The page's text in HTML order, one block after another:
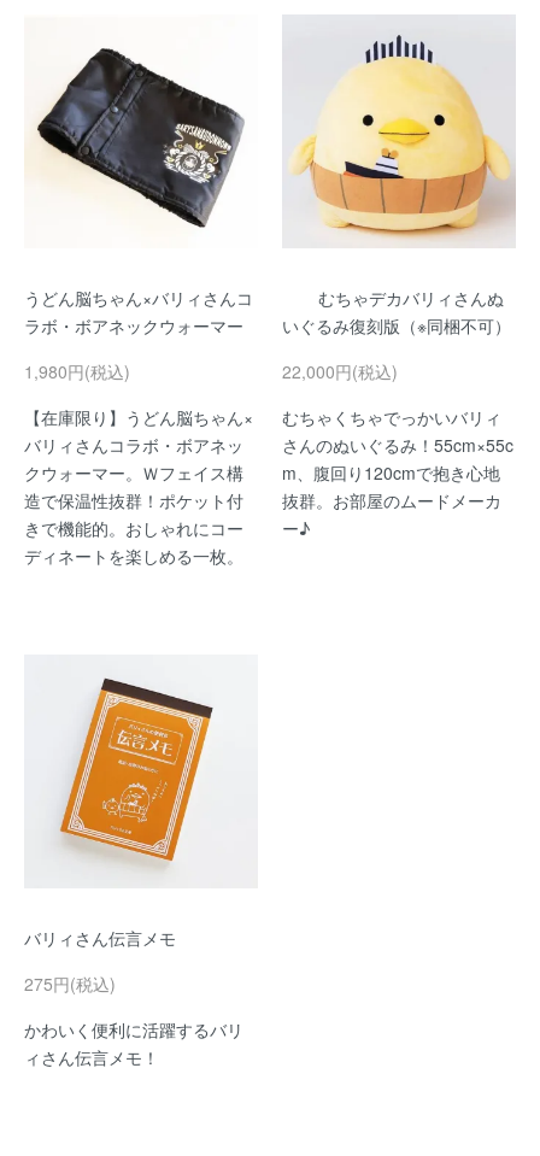
うどん脳ちゃん×バリィさんコ
ラボ・ボアネックウォーマー
1,980円(税込)
【在庫限り】うどん脳ちゃん×
バリィさんコラボ・ボアネッ
クウォーマー。Ｗフェイス構
造で保温性抜群！ポケット付
きで機能的。おしゃれにコー
ディネートを楽しめる一枚。
むちゃデカバリィさんぬ
いぐるみ復刻版（※同梱不可）
22,000円(税込)
むちゃくちゃでっかいバリィ
さんのぬいぐるみ！55cm×55c
m、腹回り120cmで抱き心地
抜群。お部屋のムードメーカ
ー♪
バリィさん伝言メモ
275円(税込)
かわいく便利に活躍するバリ
ィさん伝言メモ！